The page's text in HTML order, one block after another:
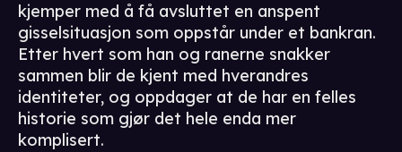
kjemper med å få avsluttet en anspent
gisselsituasjon som oppstår under et bankran.
Etter hvert som han og ranerne snakker
sammen blir de kjent med hverandres
identiteter, og oppdager at de har en felles
historie som gjør det hele enda mer
komplisert.